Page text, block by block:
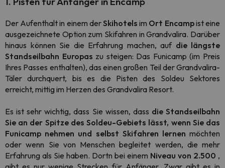
Der Aufenthalt in einem derSkihotels im Ort Encampist eine
ausgezeichnete Option zum Skifahren in Grandvalira. Darüber
hinaus können Sie die Erfahrung machen, aufdie längste
Standseilbahn Europas zu steigen: Das Funicamp (im Preis
Ihres Passes enthalten), das einen großen Teil der Grandvalira-
Täler durchquert, bis es die Pisten des Soldeu Sektores
erreicht, mittig im Herzen des Grandvalira Resort.
Es ist sehr wichtig, dass Sie wissen, dass die Standseilbahn
Sie an der Spitze des Soldeu-Gebiets lässt, wenn Sie das
Funicamp nehmen und selbst Skifahren lernen möchten
oder wenn Sie von Menschen begleitet werden, die mehr
Erfahrung als Sie haben. Dortn bei einem Niveau von 2.500 ,